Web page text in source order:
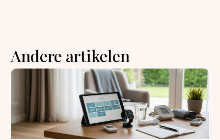
Andere artikelen